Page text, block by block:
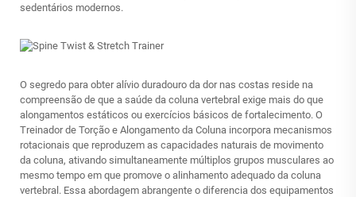
sedentários modernos.
O segredo para obter alívio duradouro da dor nas costas reside na
compreensão de que a saúde da coluna vertebral exige mais do que
alongamentos estáticos ou exercícios básicos de fortalecimento. O
Treinador de Torção e Alongamento da Coluna incorpora mecanismos
rotacionais que reproduzem as capacidades naturais de movimento
da coluna, ativando simultaneamente múltiplos grupos musculares ao
mesmo tempo em que promove o alinhamento adequado da coluna
vertebral. Essa abordagem abrangente o diferencia dos equipamentos